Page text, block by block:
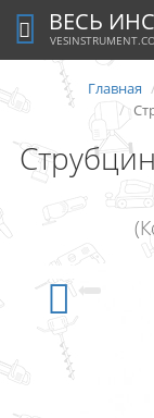
ВЕСЬ
Главная